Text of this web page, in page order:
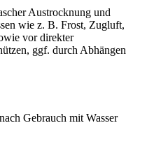
Austrocknung und
wie z. B. Frost, Zugluft,
vor direkter
ggf. durch Abhängen
Gebrauch mit Wasser